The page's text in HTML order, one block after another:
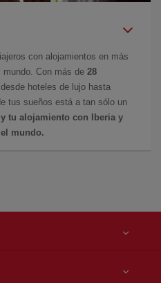
con alojamientos en más
Con más de 28
hoteles de lujo hasta
tus sueños está a tan sólo un
tu alojamiento con Iberia y
mundo.